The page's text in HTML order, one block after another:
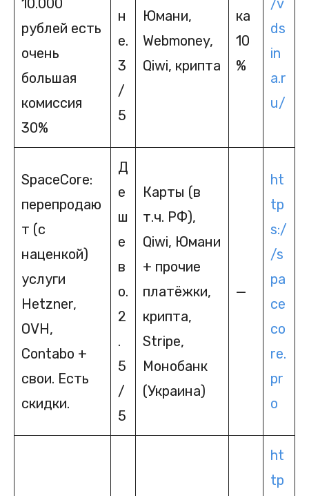
10.000
рублей есть
очень
большая
комиссия
30%
н
е.
3
/
5
Юмани,
Webmoney,
Qiwi, крипта
ка
10
%
/v
ds
in
a.r
u/
SpaceCore:
перепродаю
т (с
наценкой)
услуги
Hetzner,
OVH,
Contabo +
свои. Есть
скидки.
Д
е
ш
е
в
о.
2
.
5
/
5
Карты (в
т.ч. РФ),
Qiwi, Юмани
+ прочие
платёжки,
крипта,
Stripe,
Монобанк
(Украина)
—
ht
tp
s:/
/s
pa
ce
co
re.
pr
o
ht
tp